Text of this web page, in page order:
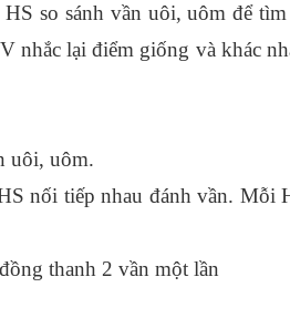
so sánh vần uôi, uôm để tìm
nhắc lại điểm giống và khác
uôi, uôm.
nối tiếp nhau đánh vần. Mỗi
thanh 2 vần một lần